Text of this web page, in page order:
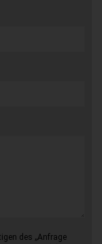
des „Anfrage